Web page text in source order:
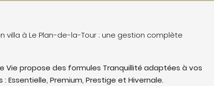
villa à Le Plan-de-la-Tour : une gestion complète
Vie propose des formules Tranquillité adaptées à vos
: Essentielle, Premium, Prestige et Hivernale.